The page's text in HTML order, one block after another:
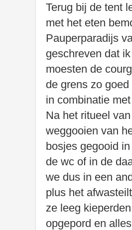
Terug bij de tent
met het eten
Pauperparadijs
geschreven dat
moesten de
de grens zo
in combinatie
Na het ritueel
weggooien van
bosjes gegooid
de wc of in de
we dus in een
plus het
ze leeg
opgepord en